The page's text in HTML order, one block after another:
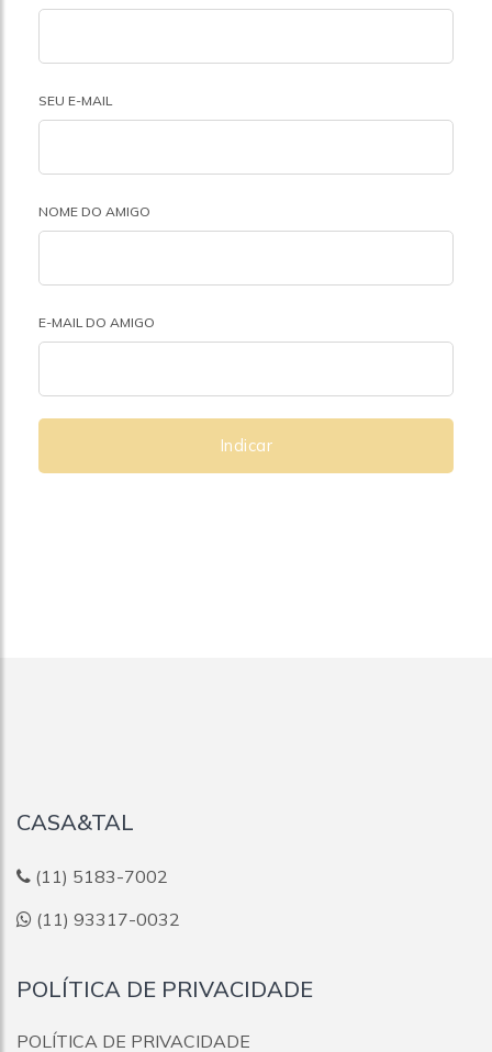
SEU E-MAIL
NOME DO AMIGO
E-MAIL DO AMIGO
Indicar
CASA&TAL
(11) 5183-7002
(11) 93317-0032
POLÍTICA DE PRIVACIDADE
POLÍTICA DE PRIVACIDADE